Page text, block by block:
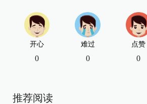
开心
0
难过
0
点赞
0
推荐阅读